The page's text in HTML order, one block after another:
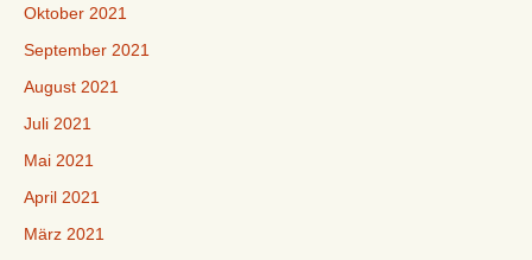
Oktober 2021
September 2021
August 2021
Juli 2021
Mai 2021
April 2021
März 2021